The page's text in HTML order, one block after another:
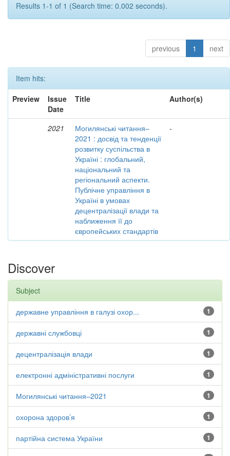
Results 1-1 of 1 (Search time: 0.002 seconds).
previous 1 next
Item hits:
Preview
Issue
Date
Title Author(s)
2021
Могилянські читання–
2021 : досвід та тенденції
розвитку суспільства в
Україні : глобальний,
національний та
регіональний аспекти.
Публічне управління в
Україні в умовах
децентралізації влади та
наближення її до
європейських стандартів
-
Discover
Subject
1
державне управління в галузі охор...
1
державні службовці
1
децентралізація влади
1
електронні адміністративні послуги
1
Могилянські читання–2021
1
охорона здоров’я
1
партійна система України